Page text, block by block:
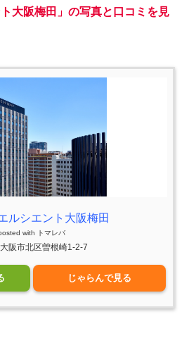
大阪梅田」の写真と口コミを見
シエント大阪梅田
with トマレバ
阪市北区曽根崎1-2-7
じゃらんで見る